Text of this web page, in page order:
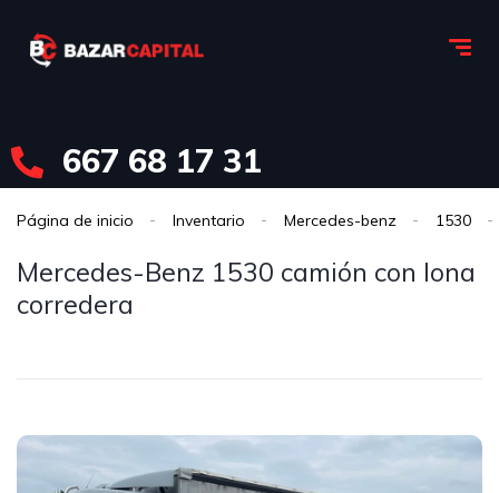
667 68 17 31
Página de inicio Inventario Mercedes-benz 1530
Mercedes-Benz 1530 camión con lona
corredera